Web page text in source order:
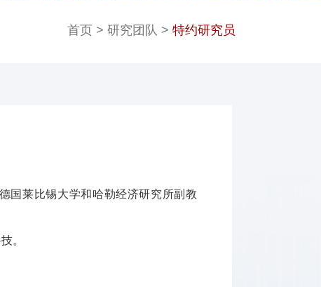
首页 > 研究团队 > 特约研究员
国莱比锡大学和哈勒经济研究所副教
。